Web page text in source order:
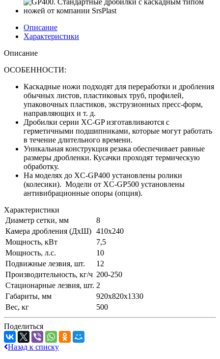
Описание
Характеристики
Описание
ОСОБЕННОСТИ:
Каскадные ножи подходят для переработки и дробления
обычных листов, пластиковых труб, профилей,
упаковочных пластиков, экструзионных пресс-форм,
направляющих и т. д.
Дробилки серии XC-GP изготавливаются с
герметичными подшипниками, которые могут работать
в течение длительного времени.
Уникальная конструкция резака обеспечивает равные
размеры дробленки. Кусачки проходят термическую
обработку.
На моделях до XC-GP400 установлены ролики
(колесики). Модели от XC-GP500 установлены
антивибрационные опоры (опция).
Характеристики
Диаметр сетки, мм
8
Камера дробления (ДхШ) 410х240
Мощность, кВт
7,5
Мощность, л.с.
10
Подвижные лезвия, шт.
12
Производительность, кг/ч 200-250
Стационарные лезвия, шт. 2
Габариты, мм
920х820х1330
Вес, кг
500
Поделиться
Назад к списку